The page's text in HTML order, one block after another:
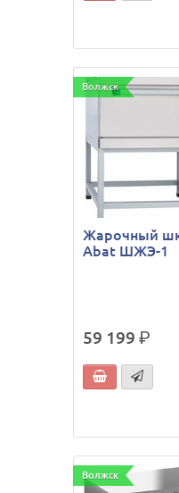
Волжск
Жарочный
Abat ШЖЭ-1
59 199р.
Волжск